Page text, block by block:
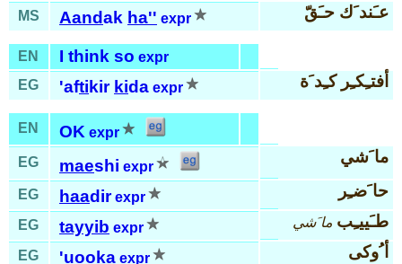
MS
Aandak ha'' expr عـَند َك حـَقّ
EN I think so expr
EG
'afti kir kida expr أفتـِكـِر كـِد َة
EN OK expr
EG
maeshi expr
ما َشي
EG haadir expr حا َضـِر
EG tayyib expr طـَييـِب ما َشي
EG 'uoo ka expr أ ُوكى